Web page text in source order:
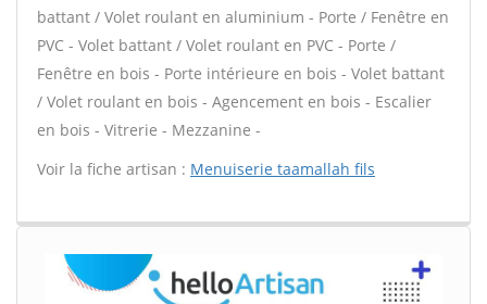
battant / Volet roulant en aluminium - Porte / Fenêtre en
PVC - Volet battant / Volet roulant en PVC - Porte /
Fenêtre en bois - Porte intérieure en bois - Volet battant
/ Volet roulant en bois - Agencement en bois - Escalier
en bois - Vitrerie - Mezzanine -
Voir la fiche artisan : Menuiserie taamallah fils